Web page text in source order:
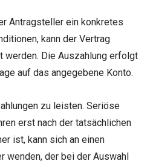
Antragsteller ein konkretes
kann der Vertrag
werden. Die Auszahlung erfolgt
auf das angegebene Konto.
zu leisten. Seriöse
erst nach der tatsächlichen
ist, kann sich an einen
wenden, der bei der Auswahl